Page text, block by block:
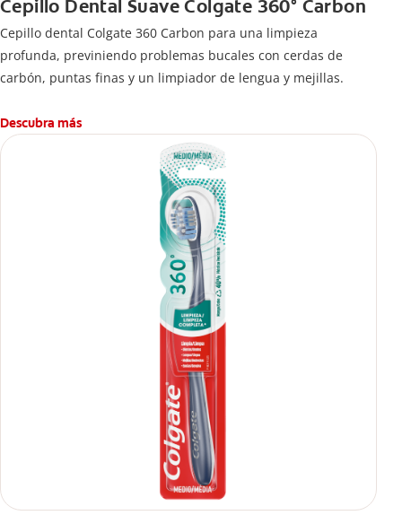
Cepillo Dental Suave Colgate 360° Carbon
Cepillo dental Colgate 360 ​​Carbon para una limpieza
profunda, previniendo problemas bucales con cerdas de
carbón, puntas finas y un limpiador de lengua y mejillas.
Descubra más